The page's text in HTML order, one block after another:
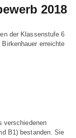
2018
der Klassenstufe 6
erreichte
verschiedenen
B1) bestanden. Sie